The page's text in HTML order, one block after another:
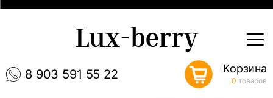
8 903 591 55 22
Lux-berry
Корзина
0 товаров